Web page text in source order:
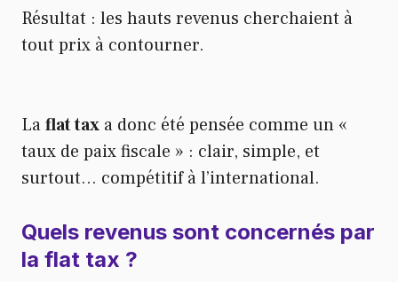
Résultat : les hauts revenus cherchaient à
tout prix à contourner.
Laflat tax a donc été pensée comme un «
taux de paix fiscale » : clair, simple, et
surtout… compétitif à l’international.
Quels revenus sont concernés par
la flat tax ?